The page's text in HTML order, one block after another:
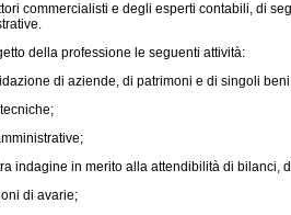
commercialisti e degli esperti contabili, di
della professione le seguenti attività:
di aziende, di patrimoni e di singoli
indagine in merito alla attendibilità di bilanci,
di avarie;